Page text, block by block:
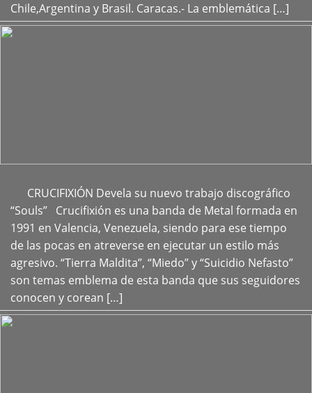
Chile,Argentina y Brasil. Caracas.- La emblemática […]
CRUCIFIXIÓN Devela su nuevo trabajo discográfico
“Souls” Crucifixión es una banda de Metal formada en
1991 en Valencia, Venezuela, siendo para ese tiempo
de las pocas en atreverse en ejecutar un estilo más
agresivo. “Tierra Maldita”, “Miedo” y “Suicidio Nefasto”
son temas emblema de esta banda que sus seguidores
conocen y corean […]
+